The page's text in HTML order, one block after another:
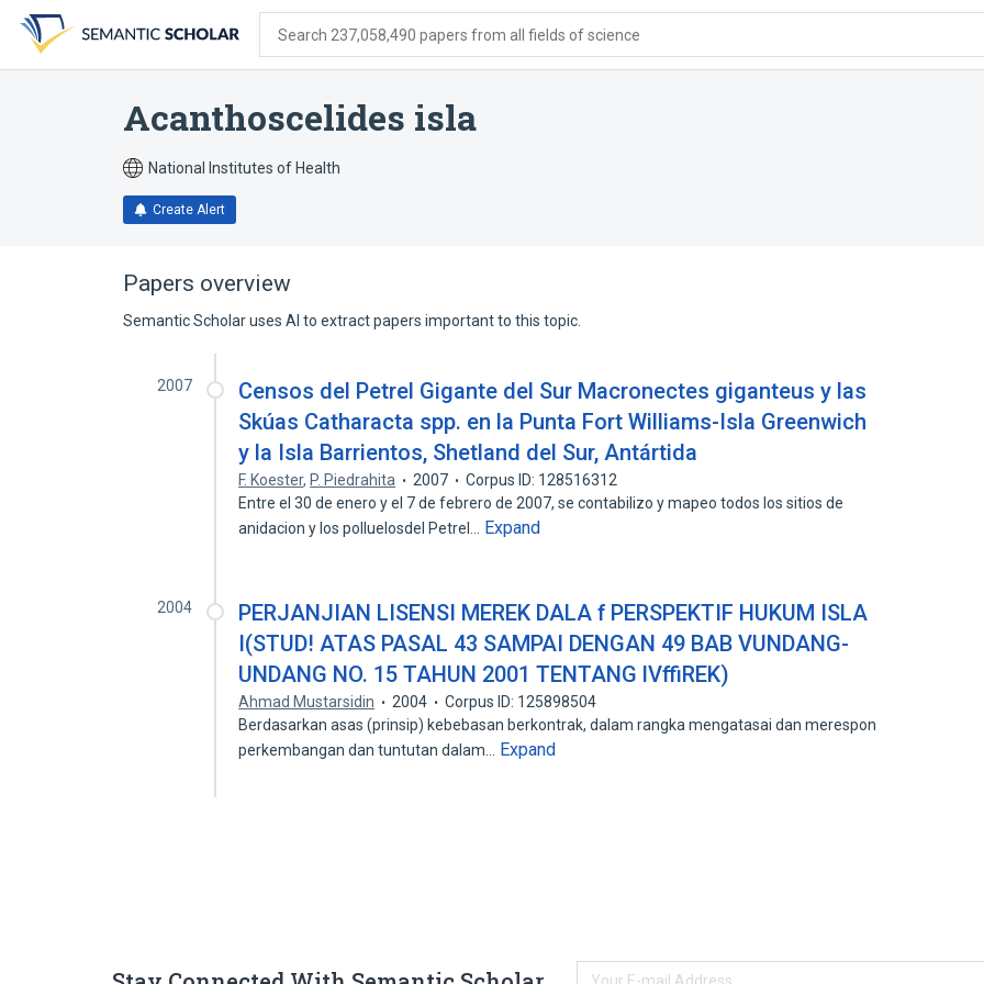
search
form
content
account
menu
Search 237,058,490 papers from all fields of science
Acanthoscelides isla
National Institutes of Health
Create Alert
Papers overview
Semantic Scholar uses AI to extract papers important to this topic.
2007
Censos del Petrel Gigante del Sur Macronectes giganteus y las
Skúas Catharacta spp. en la Punta Fort Williams-Isla Greenwich
y la Isla Barrientos, Shetland del Sur, Antártida
F. Koester, P. Piedrahita 2007
Corpus ID: 128516312
Entre el 30 de enero y el 7 de febrero de 2007, se contabilizo y mapeo todos los sitios de
anidacion y los polluelosdel Petrel…
Expand
2004
PERJANJIAN LISENSI MEREK DALA f PERSPEKTIF HUKUM ISLA
I(STUD! ATAS PASAL 43 SAMPAI DENGAN 49 BAB VUNDANG-
UNDANG NO. 15 TAHUN 2001 TENTANG lVffiREK)
Ahmad Mustarsidin 2004
Corpus ID: 125898504
Berdasarkan asas (prinsip) kebebasan berkontrak, dalam rangka mengatasai dan merespon
perkembangan dan tuntutan dalam…
Expand